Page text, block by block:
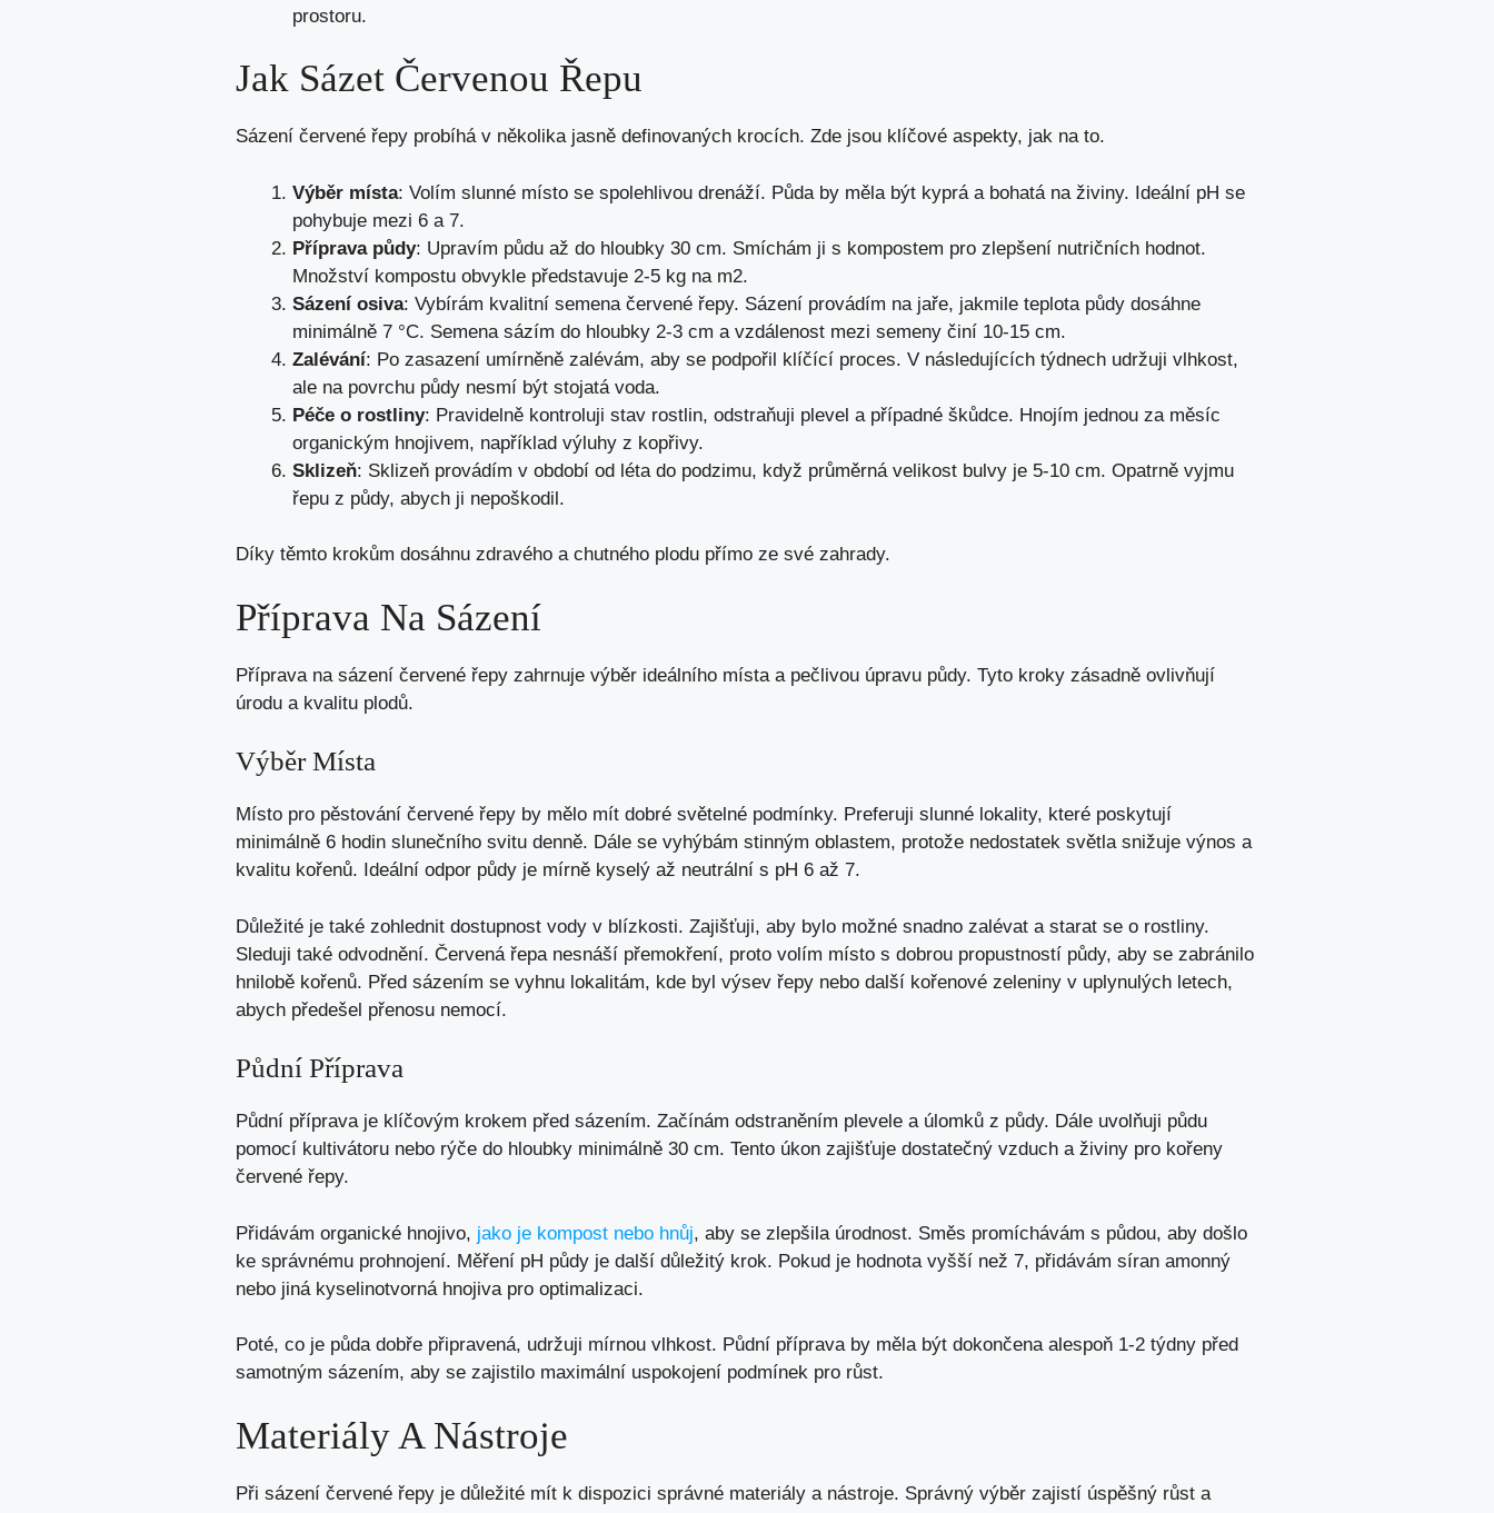
prostoru.
Jak Sázet Červenou Řepu
Sázení červené řepy probíhá v několika jasně definovaných krocích. Zde jsou klíčové aspekty, jak na to.
Výběr místa: Volím slunné místo se spolehlivou drenáží. Půda by měla být kyprá a bohatá na živiny. Ideální pH se
pohybuje mezi 6 a 7.
Příprava půdy: Upravím půdu až do hloubky 30 cm. Smíchám ji s kompostem pro zlepšení nutričních hodnot.
Množství kompostu obvykle představuje 2-5 kg na m2.
Sázení osiva: Vybírám kvalitní semena červené řepy. Sázení provádím na jaře, jakmile teplota půdy dosáhne
minimálně 7 °C. Semena sázím do hloubky 2-3 cm a vzdálenost mezi semeny činí 10-15 cm.
Zalévání: Po zasazení umírněně zalévám, aby se podpořil klíčící proces. V následujících týdnech udržuji vlhkost,
ale na povrchu půdy nesmí být stojatá voda.
Péče o rostliny: Pravidelně kontroluji stav rostlin, odstraňuji plevel a případné škůdce. Hnojím jednou za měsíc
organickým hnojivem, například výluhy z kopřivy.
Sklizeň: Sklizeň provádím v období od léta do podzimu, když průměrná velikost bulvy je 5-10 cm. Opatrně vyjmu
řepu z půdy, abych ji nepoškodil.
Díky těmto krokům dosáhnu zdravého a chutného plodu přímo ze své zahrady.
Příprava Na Sázení
Příprava na sázení červené řepy zahrnuje výběr ideálního místa a pečlivou úpravu půdy. Tyto kroky zásadně ovlivňují
úrodu a kvalitu plodů.
Výběr Místa
Místo pro pěstování červené řepy by mělo mít dobré světelné podmínky. Preferuji slunné lokality, které poskytují
minimálně 6 hodin slunečního svitu denně. Dále se vyhýbám stinným oblastem, protože nedostatek světla snižuje výnos a
kvalitu kořenů. Ideální odpor půdy je mírně kyselý až neutrální s pH 6 až 7.
Důležité je také zohlednit dostupnost vody v blízkosti. Zajišťuji, aby bylo možné snadno zalévat a starat se o rostliny.
Sleduji také odvodnění. Červená řepa nesnáší přemokření, proto volím místo s dobrou propustností půdy, aby se zabránilo
hnilobě kořenů. Před sázením se vyhnu lokalitám, kde byl výsev řepy nebo další kořenové zeleniny v uplynulých letech,
abych předešel přenosu nemocí.
Půdní Příprava
Půdní příprava je klíčovým krokem před sázením. Začínám odstraněním plevele a úlomků z půdy. Dále uvolňuji půdu
pomocí kultivátoru nebo rýče do hloubky minimálně 30 cm. Tento úkon zajišťuje dostatečný vzduch a živiny pro kořeny
červené řepy.
Přidávám organické hnojivo, jako je kompost nebo hnůj, aby se zlepšila úrodnost. Směs promíchávám s půdou, aby došlo
ke správnému prohnojení. Měření pH půdy je další důležitý krok. Pokud je hodnota vyšší než 7, přidávám síran amonný
nebo jiná kyselinotvorná hnojiva pro optimalizaci.
Poté, co je půda dobře připravená, udržuji mírnou vlhkost. Půdní příprava by měla být dokončena alespoň 1-2 týdny před
samotným sázením, aby se zajistilo maximální uspokojení podmínek pro růst.
Materiály A Nástroje
Při sázení červené řepy je důležité mít k dispozici správné materiály a nástroje. Správný výběr zajistí úspěšný růst a